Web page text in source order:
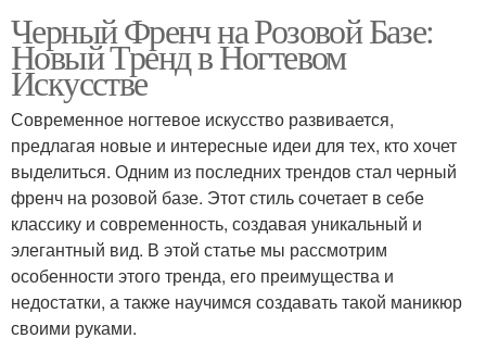
Черный Френч на Розовой Базе:
Новый Тренд в Ногтевом
Искусстве
Современное ногтевое искусство развивается,
предлагая новые и интересные идеи для тех, кто хочет
выделиться. Одним из последних трендов стал черный
френч на розовой базе. Этот стиль сочетает в себе
классику и современность, создавая уникальный и
элегантный вид. В этой статье мы рассмотрим
особенности этого тренда, его преимущества и
недостатки, а также научимся создавать такой маникюр
своими руками.